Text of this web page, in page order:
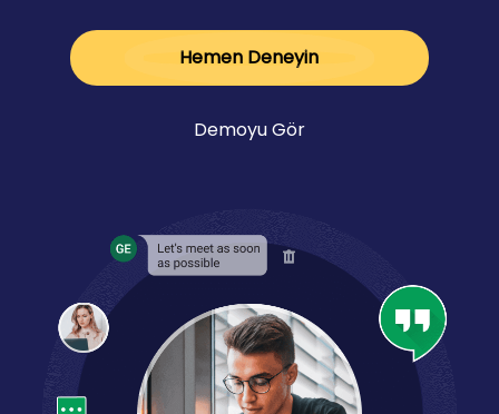
Hemen Deneyin
Demoyu Gör